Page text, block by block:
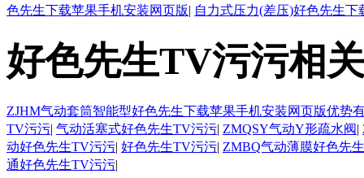
色先生下载苹果手机安装网页版| 自力式压力(差压)好色先生
好色先生TV污污相
ZJHM气动套筒智能型好色先生下载苹果手机安装网页版优势
TV污污| 气动活塞式好色先生TV污污| ZMQSY气动Y形疏水阀|
动好色先生TV污污| 好色先生TV污污| ZMBQ气动薄膜好色先
通好色先生TV污污|